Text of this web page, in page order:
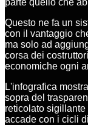
Questo ne fa un
con il vantaggio
ma solo ad
corsa dei
economiche ogni
L'infografica
sopra del
reticolato
accade con i cicli